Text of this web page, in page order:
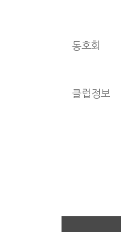
동호회
클럽정보